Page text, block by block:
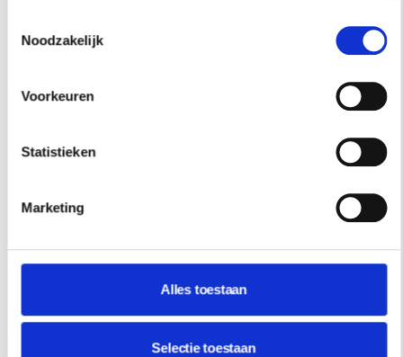
Noodzakelijk
Voorkeuren
Statistieken
Marketing
Alles toestaan
Selectie toestaan
alleen voor de behandeling komt, maar ook voor het
interieur. Ontdek de mooiste beautyplekken van de